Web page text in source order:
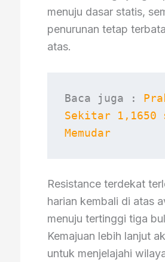
menuju dasar statis,
penurunan tetap
atas.
Baca juga :
Sekitar 1,1650
Memudar
Resistance terdekat
harian kembali di atas
menuju tertinggi tiga
Kemajuan lebih lanjut
untuk menjelajahi